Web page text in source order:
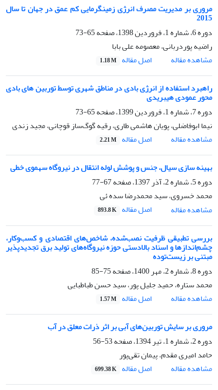
مروری بر مدیریت مصرف انرژی زمینگرمایی کم عمق در جهان تا سال
2015
دوره 6، شماره 1، فروردین 1398، صفحه
65-73
راضیه پوردربانی، معصومه علی بابا
مشاهده مقاله
اصل مقاله 1.18 M
راهبرد استفاده از انرژی بادی در مناطق شهری توسط توربین‌ های بادی
محور عمودی هیبریدی
دوره 7، شماره 1، فروردین 1399، صفحه
65-73
نیما ابوفاضلی، پویان هاشمی طاری، رقیه گوگ‌ساز قوچانی، مجید زندی
مشاهده مقاله
اصل مقاله 2.21 M
بهینه سازی سیال، جنس و پوشش لوله انتقال در نیروگاه سهموی خطی
دوره 5، شماره 2، آذر 1397، صفحه
67-77
محمد خسروی، سید محمدرضا سده ئی
مشاهده مقاله
اصل مقاله 893.8 K
بررسی تطبیقی ظرفیت نصب‌شده، شاخص‌های اقتصادی و کسب‌وکار،
چشم‌اندازها و اسناد بالادستی حوزه نیروگاه‌های تولید برق تجدیدپذیر
مبتنی بر زیست‌توده
دوره 8، شماره 2، مهر 1400، صفحه
75-85
محمد ستاره، حمید جلیل پور، سید حسن طباطبایی
مشاهده مقاله
اصل مقاله 1.57 M
مروری بر سایش توربین‌های آبی بر اثر ذرات معلق در آب
دوره 2، شماره 1، تیر 1394، صفحه
53-56
حامد امیری مقدم، پیمان تقی‌پور
مشاهده مقاله
اصل مقاله 699.38 K